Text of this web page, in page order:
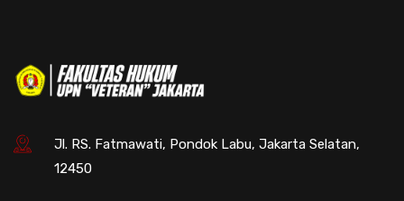
Jl. RS. Fatmawati, Pondok Labu, Jakarta Selatan,
12450